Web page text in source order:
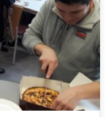
de plus de 60
aux
jeudi […]